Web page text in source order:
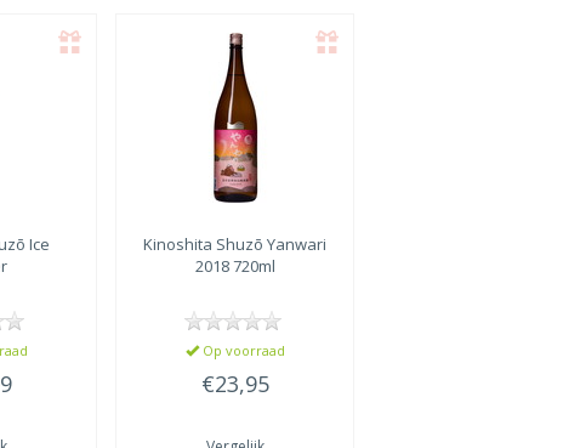
Ice
Kinoshita Shuzō Yanwari
2018 720ml
Op voorraad
€23,95